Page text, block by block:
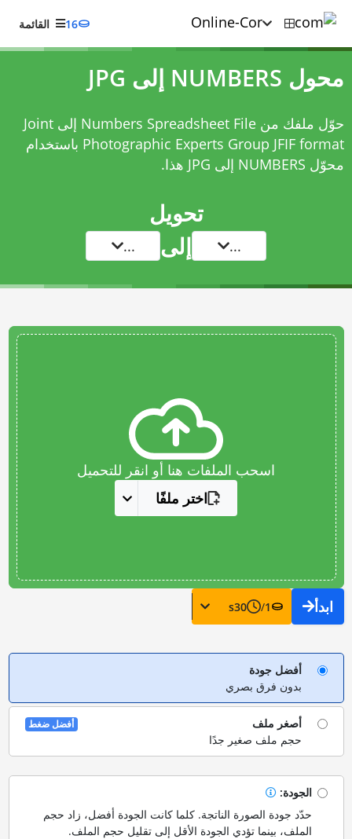
16 القائمة
محول NUMBERS إلى JPG
حوّل ملفك من Numbers Spreadsheet File إلى Joint
Photographic Experts Group JFIF format باستخدام
محوّل NUMBERS إلى JPG
هذا.
تحويل
... إلى ...
اسحب الملفات هنا أو انقر للتحميل
اختر ملفًا
ابدأ 1
/
30
s
أفضل جودة
بدون فرق بصري
أصغر ملف
حجم ملف صغير جدًا
أفضل ضغط
الجودة:
حدّد جودة الصورة الناتجة. كلما كانت الجودة أفضل، زاد حجم
الملف، بينما تؤدي الجودة الأقل إلى تقليل حجم الملف.